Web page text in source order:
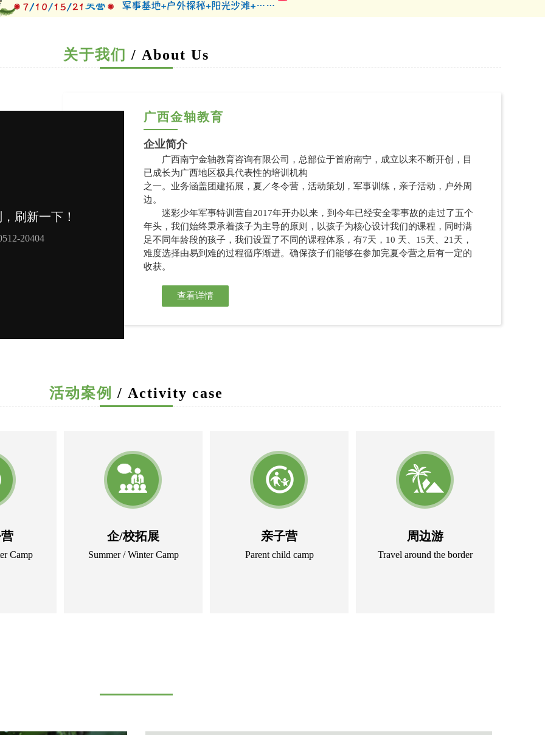
关于我们 / About Us
广西金轴教育
企业简介
广西南宁金轴教育咨询有限公司，总部位于首府南宁，成立以来不断开创，目
已成长为广西地区极具代表性的培训机构
之一。业务涵盖团建拓展，夏／冬令营，活动策划，军事训练，亲子活动，户外周
边。
迷彩少年军事特训营自2017年开办以来，到今年已经安全零事故的走过了五个
年头，我们始终秉承着孩子为主导的原则，以孩子为核心设计我们的课程，同时满
足不同年龄段的孩子，我们设置了不同的课程体系，有7天，10 天、15天、21天，
难度选择由易到难的过程循序渐进。确保孩子们能够在参加完夏令营之后有一定的
收获。
广西金轴教育迷彩少年军事特训营以军事类基础训练为主，以严要求、细讲
究、塑品格、展新貌为目标。开设有六大板块训练内容，同时开展安全课程、爱国
主义教育、感恩教育，让学员德智体美劳全面发展。
时聘任教官，每一个教官都有着5年以上的夏令营带训经验。对于孩子们的思想动态
都是能够及时掌控。并且能很快的融入到孩子们中去，让孩子们能体验到一个有意
庞大，不仅军政素质优良，作风严谨，而且拥有良好的服务理念。我们根据客
户需求量身定制项目，丰富而有特色，从中小企业的拓展培，亲子活动，到大
型训练，都有方案和资源，满足各方面需求。
后期服务
式素质
教育活动，学员结营后均有纪念品相赠。
金轴教育致力于为广大学员/客户创造更多价值。
查看详情
活动案例 / Activity case
Camp
企/校拓展
Summer / Winter Camp
亲子营
Parent child camp
周边游
Travel around the border